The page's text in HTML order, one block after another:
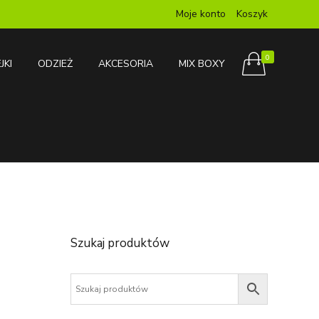
Moje konto Koszyk
0
ODZIEŻ AKCESORIA MIX BOXY
Szukaj produktów